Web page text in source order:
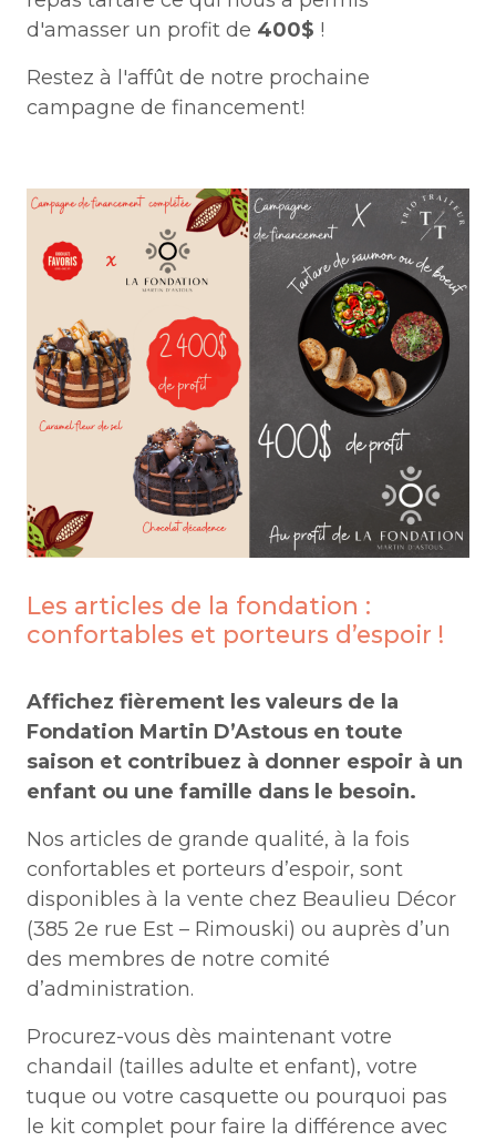
d'amasser un profit de 400$ !
Restez à l'affût de notre prochaine
campagne de financement!
Les articles de la fondation :
confortables et porteurs d’espoir !
Affichez fièrement les valeurs de la
Fondation Martin D’Astous en toute
saison et contribuez à donner espoir à un
enfant ou une famille dans le besoin.
Nos articles de grande qualité, à la fois
confortables et porteurs d’espoir, sont
disponibles à la vente chez Beaulieu Décor
(385 2e rue Est – Rimouski) ou auprès d’un
des membres de notre comité
d’administration.
Procurez-vous dès maintenant votre
chandail (tailles adulte et enfant), votre
tuque ou votre casquette ou pourquoi pas
le kit complet pour faire la différence avec